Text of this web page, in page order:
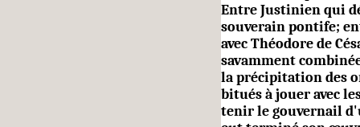
Entre Justinien qui
souverain pontife;
avec Théodore de
savamment
la précipitation des
bitués à jouer avec
tenir le gouvernail